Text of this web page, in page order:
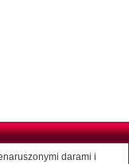
darami i